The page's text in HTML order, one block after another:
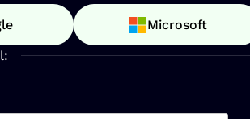
Microsoft